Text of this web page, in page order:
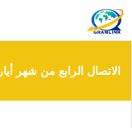
الاتصال الرابع من شهر أيار